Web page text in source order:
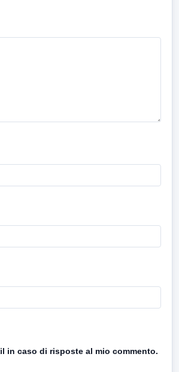
in caso di risposte al mio commento.